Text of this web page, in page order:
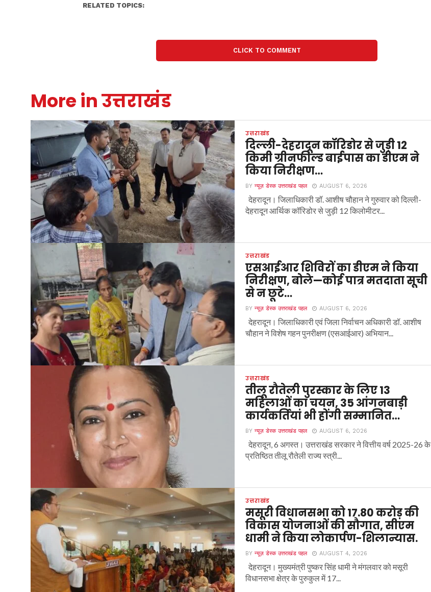
RELATED TOPICS:
CLICK TO COMMENT
More in उत्तराखंड
उत्तराखंड
दिल्ली-देहरादून कॉरिडोर से जुड़ी 12
किमी ग्रीनफील्ड बाईपास का डीएम ने
किया निरीक्षण…
BYन्यूज़ डेस्क उत्तराखंड पहल AUGUST 6, 2026
देहरादून। जिलाधिकारी डॉ. आशीष चौहान ने गुरुवार को दिल्ली-
देहरादून आर्थिक कॉरिडोर से जुड़ी 12 किलोमीटर...
उत्तराखंड
एसआईआर शिविरों का डीएम ने किया
निरीक्षण, बोले—कोई पात्र मतदाता सूची
से न छूटे…
BYन्यूज़ डेस्क उत्तराखंड पहल AUGUST 6, 2026
देहरादून। जिलाधिकारी एवं जिला निर्वाचन अधिकारी डॉ. आशीष
चौहान ने विशेष गहन पुनरीक्षण (एसआईआर) अभियान...
उत्तराखंड
तीलू रौतेली पुरस्कार के लिए 13
महिलाओं का चयन, 35 आंगनबाड़ी
कार्यकर्तियां भी होंगी सम्मानित…
BYन्यूज़ डेस्क उत्तराखंड पहल AUGUST 6, 2026
देहरादून, 6 अगस्त। उत्तराखंड सरकार ने वित्तीय वर्ष 2025-26 के
प्रतिष्ठित तीलू रौतेली राज्य स्त्री...
उत्तराखंड
मसूरी विधानसभा को 17.80 करोड़ की
विकास योजनाओं की सौगात, सीएम
धामी ने किया लोकार्पण-शिलान्यास.
BYन्यूज़ डेस्क उत्तराखंड पहल AUGUST 4, 2026
देहरादून। मुख्यमंत्री पुष्कर सिंह धामी ने मंगलवार को मसूरी
विधानसभा क्षेत्र के पुरुकुल में 17...